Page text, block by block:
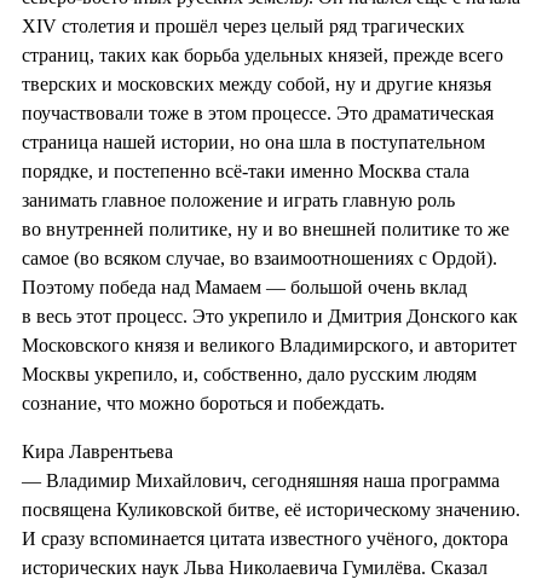
XIV столетия и прошёл через целый ряд трагических
страниц, таких как борьба удельных князей, прежде всего
тверских и московских между собой, ну и другие князья
поучаствовали тоже в этом процессе. Это драматическая
страница нашей истории, но она шла в поступательном
порядке, и постепенно всё-таки именно Москва стала
занимать главное положение и играть главную роль
во внутренней политике, ну и во внешней политике то же
самое (во всяком случае, во взаимоотношениях с Ордой).
Поэтому победа над Мамаем — большой очень вклад
в весь этот процесс. Это укрепило и Дмитрия Донского как
Московского князя и великого Владимирского, и авторитет
Москвы укрепило, и, собственно, дало русским людям
сознание, что можно бороться и побеждать.
Кира Лаврентьева
— Владимир Михайлович, сегодняшняя наша программа
посвящена Куликовской битве, её историческому значению.
И сразу вспоминается цитата известного учёного, доктора
исторических наук Льва Николаевича Гумилёва. Сказал